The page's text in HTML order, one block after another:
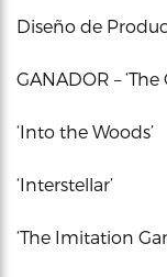
Diseño de
GANADOR –
‘Into the Woods’
‘Interstellar’
‘The Imitation